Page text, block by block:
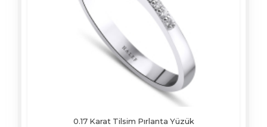
0.17 Karat Tilsim Pırlanta Yüzük